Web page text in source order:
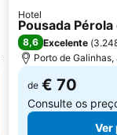
Hotel
Pousada
8,6 Excelente (
Porto de
de € 70
Consulte os
Ver